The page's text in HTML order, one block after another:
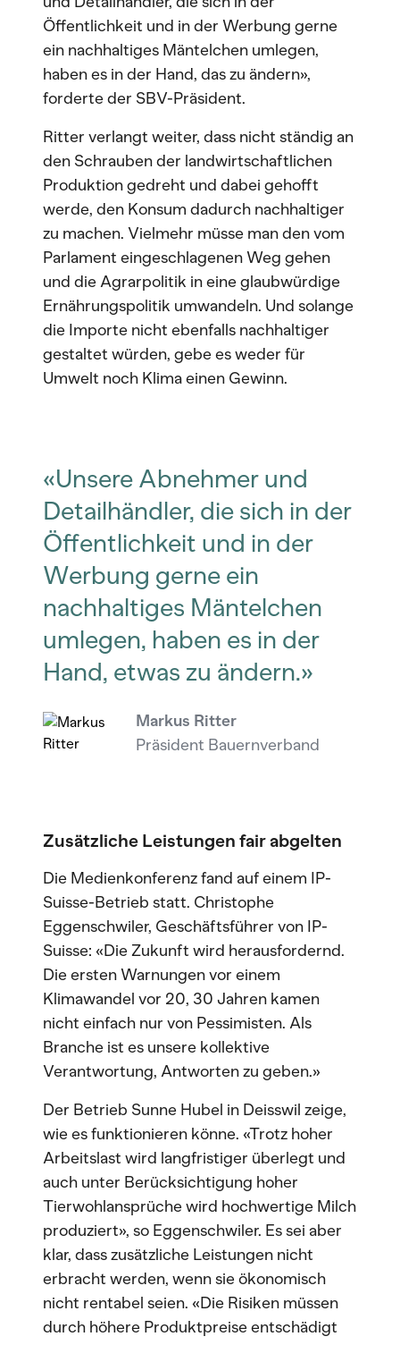
Öffentlichkeit und in der Werbung gerne
ein nachhaltiges Mäntelchen umlegen,
haben es in der Hand, das zu ändern»,
forderte der SBV-Präsident.
Ritter verlangt weiter, dass nicht ständig an
den Schrauben der landwirtschaftlichen
Produktion gedreht und dabei gehofft
werde, den Konsum dadurch nachhaltiger
zu machen. Vielmehr müsse man den vom
Parlament eingeschlagenen Weg gehen
und die Agrarpolitik in eine glaubwürdige
Ernährungspolitik umwandeln. Und solange
die Importe nicht ebenfalls nachhaltiger
gestaltet würden, gebe es weder für
Umwelt noch Klima einen Gewinn.
«Unsere Abnehmer und
Detailhändler, die sich in der
Öffentlichkeit und in der
Werbung gerne ein
nachhaltiges Mäntelchen
umlegen, haben es in der
Hand, etwas zu ändern.»
Markus Ritter
Präsident Bauernverband
Zusätzliche Leistungen fair abgelten
Die Medienkonferenz fand auf einem IP-
Suisse-Betrieb statt. Christophe
Eggenschwiler, Geschäftsführer von IP-
Suisse: «Die Zukunft wird herausfordernd.
Die ersten Warnungen vor einem
Klimawandel vor 20, 30 Jahren kamen
nicht einfach nur von Pessimisten. Als
Branche ist es unsere kollektive
Verantwortung, Antworten zu geben.»
Der Betrieb Sunne Hubel in Deisswil zeige,
wie es funktionieren könne. «Trotz hoher
Arbeitslast wird langfristiger überlegt und
auch unter Berücksichtigung hoher
Tierwohlansprüche wird hochwertige Milch
produziert», so Eggenschwiler. Es sei aber
klar, dass zusätzliche Leistungen nicht
erbracht werden, wenn sie ökonomisch
nicht rentabel seien. «Die Risiken müssen
durch höhere Produktpreise entschädigt